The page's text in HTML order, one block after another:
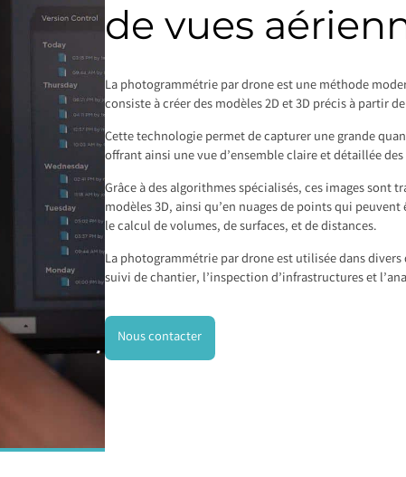
de vues
La photogrammétrie par drone est une méthode
consiste à créer des modèles 2D et 3D précis à partir
Cette technologie permet de capturer une grande
offrant ainsi une vue d’ensemble claire et détaillée
Grâce à des algorithmes spécialisés, ces images sont
modèles 3D, ainsi qu’en nuages de points qui
le calcul de volumes, de surfaces, et de distances.
La photogrammétrie par drone est utilisée dans
suivi de chantier, l’inspection d’infrastructures et
Nous contacter